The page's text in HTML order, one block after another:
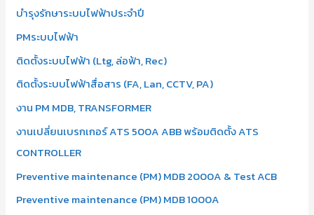
บำรุงรักษาระบบไฟฟ้าประจำปี
PMระบบไฟฟ้า
ติดตั้งระบบไฟฟ้า (Ltg, ล่อฟ้า, Rec)
ติดตั้งระบบไฟฟ้าสื่อสาร (FA, Lan, CCTV, PA)
งาน PM MDB, TRANSFORMER
งานเปลี่ยนเบรกเกอร์ ATS 500A ABB พร้อมติดตั้ง ATS
CONTROLLER
Preventive maintenance (PM) MDB 2000A & Test ACB
Preventive maintenance (PM) MDB 1000A